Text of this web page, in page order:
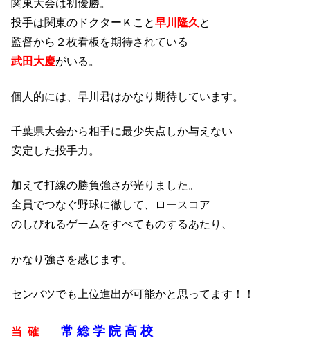
関東大会は初優勝。
投手は関東のドクターＫこと早川隆久 と
監督から２枚看板を期待されている
武田大慶がいる。
個人的には、早川君はかなり期待しています。
千葉県大会から相手に最少失点しか与えない
安定した投手力。
加えて打線の勝負強さが光りました。
全員でつなぐ野球に徹して、ロースコア
のしびれるゲームをすべてものするあたり、
かなり強さを感じます。
センバツでも上位進出が可能かと思ってます！！
当 確 常 総 学 院 高 校